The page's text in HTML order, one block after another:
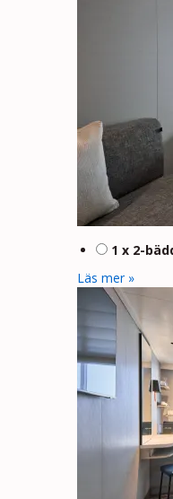
1 x 2-
Läs mer »